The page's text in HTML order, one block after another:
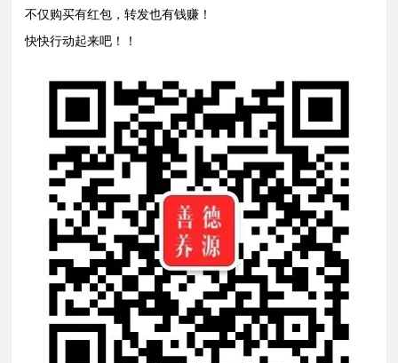
不仅购买有红包，转发也有钱赚！
快快行动起来吧！！